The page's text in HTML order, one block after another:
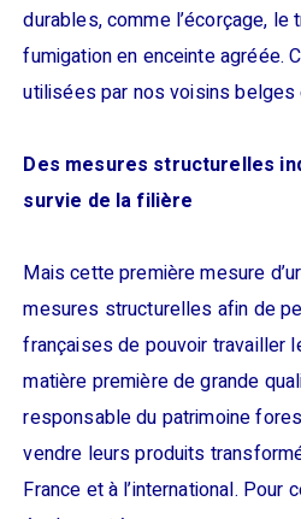
durables, comme l’écorçage,
fumigation en enceinte agréée.
utilisées par nos voisins belges
Des mesures structurelles
survie de la filière
Mais cette première mesure
mesures structurelles afin de
françaises de pouvoir travailler
matière première de grande
responsable du patrimoine
vendre leurs produits
France et à l’international.